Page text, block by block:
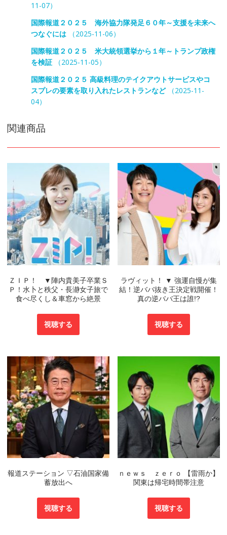
11-07）
国際報道２０２５ 海外協力隊発足６０年～支援を未来へ
つなぐには（2025-11-06）
国際報道２０２５ 米大統領選挙から１年～トランプ政権
を検証（2025-11-05）
国際報道２０２５ 高級料理のテイクアウトサービスやコ
スプレの要素を取り入れたレストランなど（2025-11-
04）
関連商品
ＺＩＰ！ ▼陣内貴美子卒業Ｓ
Ｐ！水卜と秩父・長瀞女子旅で
食べ尽くし＆車窓から絶景
視聴する
ラヴィット！ ▼ 強運自慢が集
結！逆ババ抜き王決定戦開催！
真の逆ババ王は誰!?
視聴する
報道ステーション ▽石油国家備
蓄放出へ
視聴する
ｎｅｗｓ ｚｅｒｏ 【雷雨か】
関東は帰宅時間帯注意
視聴する